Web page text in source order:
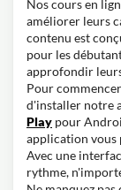
Nos cours en
améliorer leurs
contenu est
pour les
approfondir
Pour
d'installer notre
Play pour
application vous
Avec une
rythme,